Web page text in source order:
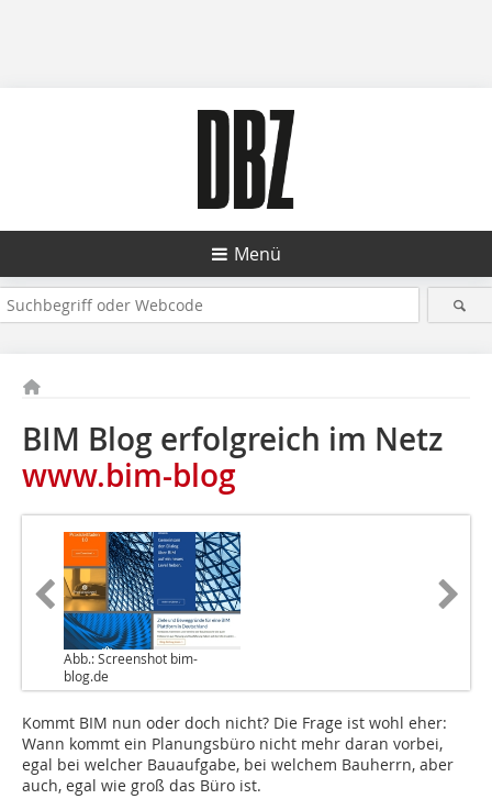
Menü
BIM Blog erfolgreich im Netz
www.bim-blog
Abb.: Screenshot bim-
blog.de
Kommt BIM nun oder doch nicht? Die Frage ist wohl eher:
Wann kommt ein Planungsbüro nicht mehr daran vorbei,
egal bei welcher Bauaufgabe, bei welchem Bauherrn, aber
auch, egal wie groß das Büro ist.